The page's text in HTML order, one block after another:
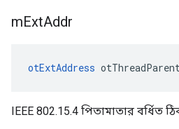
mExtAddr
otExtAddress
IEEE 802.15.4 পিতামাতার বর্ধিত